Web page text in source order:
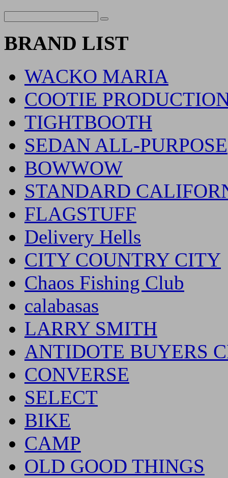
BRAND LIST
WACKO MARIA
COOTIE
TIGHTBOOTH
SEDAN ALL-PURPOSE
BOWWOW
STANDARD
FLAGSTUFF
Delivery Hells
CITY COUNTRY CITY
Chaos Fishing Club
calabasas
LARRY SMITH
ANTIDOTE BUYERS
CONVERSE
SELECT
BIKE
CAMP
OLD GOOD THINGS